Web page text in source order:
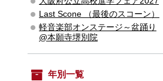
Last Scone （最後のスコーン）
軽音楽部オンステージ～盆踊り
@本願寺堺別院
年別一覧